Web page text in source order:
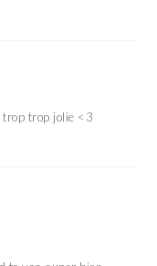
trop trop jolie <3